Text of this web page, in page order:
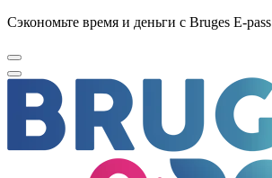
Сэкономьте время и деньги с Bruges E-pass